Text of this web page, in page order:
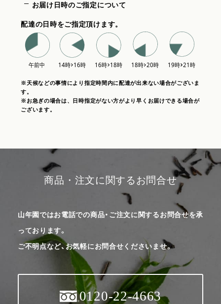
お届け日時のご指定について
配達の日時をご指定頂けます。
※天候などの事情により指定時間内に配達が出来ない場合がございま
す。
※お急ぎの場合は、日時指定がない方がより早くお届けできる場合が
ございます。
商品・注文に関するお問合せ
山年園ではお電話での商品・ご注文に関するお問合せを承
っております。
ご不明点など、お気軽にお問合せくださいませ。
0120-22-4663